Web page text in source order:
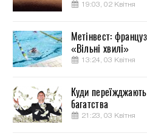
19:03, 02 Квітня
Метінвест:
«Вільні хвилі»
13:24, 03 Квітня
Куди
багатства
21:23, 03 Квітня